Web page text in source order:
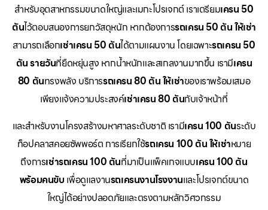
สำหรับอุตสาหกรรมขนาดใหญ่และเมกะโปรเจกต์ เราเตรียมเครน 50
ตันไว้ตอบสนองการยกวัสดุหนัก หากต้องการรถเครน 50 ตัน ให้เช่า
สามารถเลือกเช่าเครน 50 ตันได้ตามแผนงาน โดยเฉพาะรถเครน 50
ตัน รายวันที่ยืดหยุ่นสูง หากน้ำหนักและสเกลงานมากขึ้น เรามีเครน
80 ตันทรงพลัง บริการรถเครน 80 ตัน ให้เช่าของเราพร้อมเสมอ
เพียงแจ้งความประสงค์เช่าเครน 80 ตันกับเจ้าหน้าที่
และสำหรับงานโครงสร้างมหาศาลระดับชาติ เรามีเครน 100 ตันระดับ
ท็อปคลาสคอยซัพพอร์ต การเรียกใช้รถเครน 100 ตัน ให้เช่าหมาย
ถึงการเช่ารถเครน 100 ตันที่มาเป็นแพ็คเกจแบบเครน 100 ตัน
พร้อมคนขับ เพื่อดูแลงานรถเครนงานโรงงานและโปรเจกต์ขนาด
ใหญ่ได้อย่างปลอดภัยและตรงตามหลักวิศวกรรม